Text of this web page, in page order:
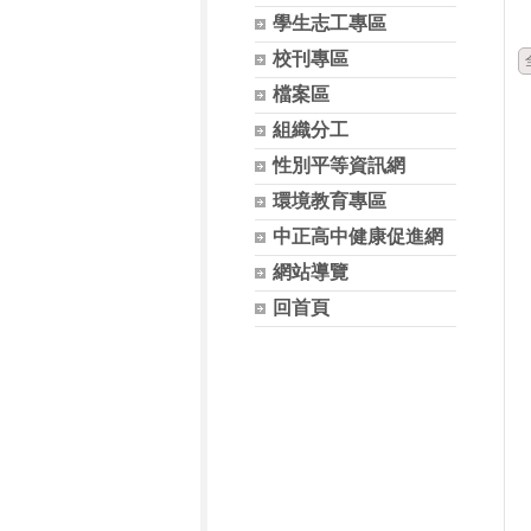
學生志工專區
校刊專區
檔案區
組織分工
性別平等資訊網
環境教育專區
中正高中健康促進網
網站導覽
回首頁